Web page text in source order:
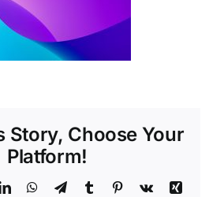
naturale
Story, Choose Your
Platform!
LinkedInWhatsApp
TelegramTumblr Pinterest
Vk
Xing